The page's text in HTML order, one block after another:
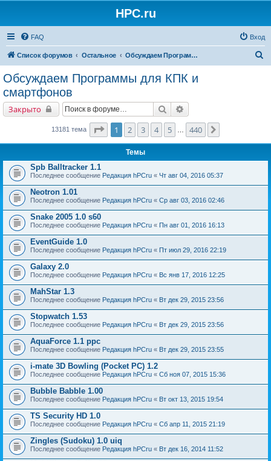
HPC.ru
FAQ Вход
Список форумов Остальное Обсуждаем Программы для КПК и смартфонов
Обсуждаем Программы для КПК и
смартфонов
Закрыто Поиск
13181 тема Страница1 из 440
1 2 3 4 5 440
Темы
Spb Balltracker 1.1
Последнее сообщение Редакция hPCru « Чт авг 04, 2016 05:37
Neotron 1.01
Последнее сообщение Редакция hPCru « Ср авг 03, 2016 02:46
Snake 2005 1.0 s60
Последнее сообщение Редакция hPCru « Пн авг 01, 2016 16:13
EventGuide 1.0
Последнее сообщение Редакция hPCru « Пт июл 29, 2016 22:19
Galaxy 2.0
Последнее сообщение Редакция hPCru « Вс янв 17, 2016 12:25
MahStar 1.3
Последнее сообщение Редакция hPCru « Вт дек 29, 2015 23:56
Stopwatch 1.53
Последнее сообщение Редакция hPCru « Вт дек 29, 2015 23:56
AquaForce 1.1 ppc
Последнее сообщение Редакция hPCru « Вт дек 29, 2015 23:55
i-mate 3D Bowling (Pocket PC) 1.2
Последнее сообщение Редакция hPCru « Сб ноя 07, 2015 15:36
Bubble Babble 1.00
Последнее сообщение Редакция hPCru « Вт окт 13, 2015 19:54
TS Security HD 1.0
Последнее сообщение Редакция hPCru « Сб апр 11, 2015 21:19
Zingles (Sudoku) 1.0 uiq
Последнее сообщение Редакция hPCru « Вт дек 16, 2014 11:52